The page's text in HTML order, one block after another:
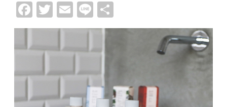
Facebook
Twitter
Email
Line
有